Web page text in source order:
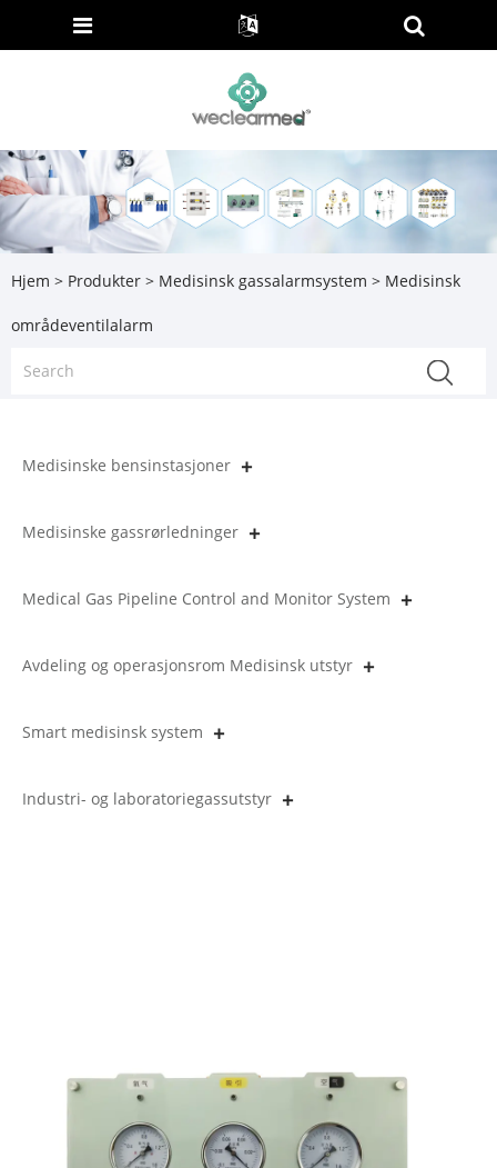
Hjem > Produkter > Medisinsk gassalarmsystem > Medisinsk
områdeventilalarm
Medisinske bensinstasjoner
Medisinske gassrørledninger
Medical Gas Pipeline Control and Monitor System
Avdeling og operasjonsrom Medisinsk utstyr
Smart medisinsk system
Industri- og laboratoriegassutstyr